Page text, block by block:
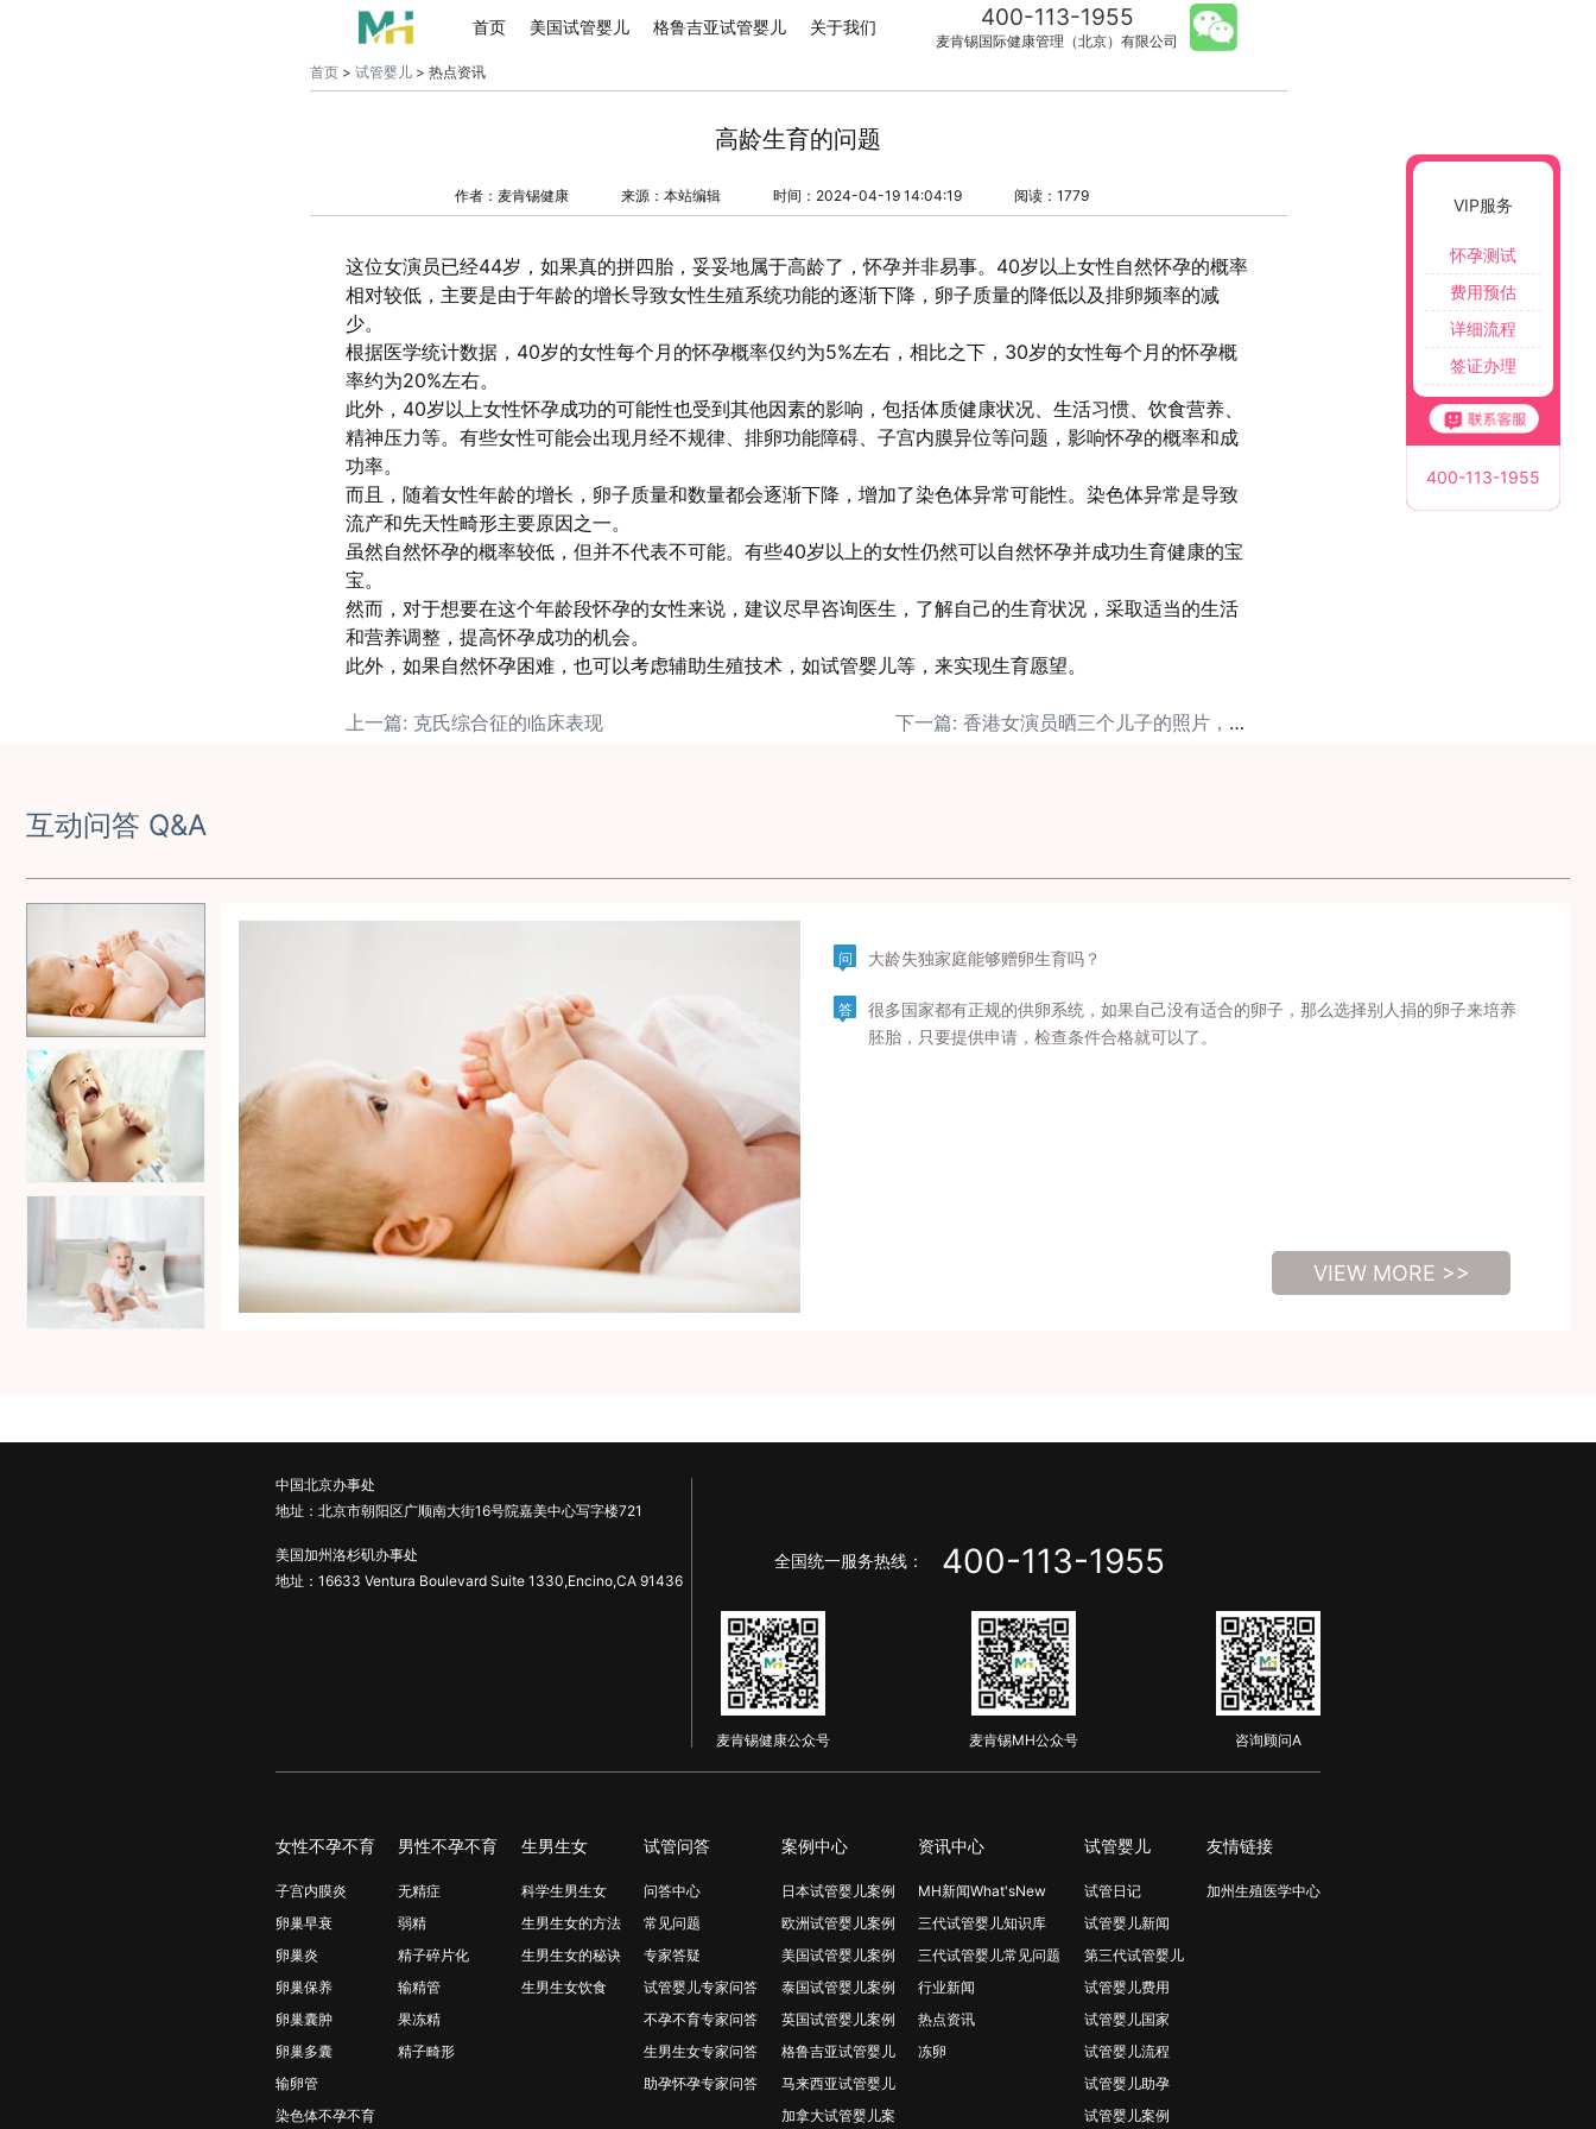
首页 美国试管婴儿 格鲁吉亚试管婴儿 关于我们 400-113-1955
麦肯锡国际健康管理（北京）有限公司
首页> 试管婴儿> 热点资讯
高龄生育的问题
作者：麦肯锡健康 来源：本站编辑 时间：2024-04-19 14:04:19 阅读：1779
这位女演员已经44岁，如果真的拼四胎，妥妥地属于高龄了，怀孕并非易事。40岁以上女性自然怀孕的概率
相对较低，主要是由于年龄的增长导致女性生殖系统功能的逐渐下降，卵子质量的降低以及排卵频率的减
少。
根据医学统计数据，40岁的女性每个月的怀孕概率仅约为5%左右，相比之下，30岁的女性每个月的怀孕概
率约为20%左右。
此外，40岁以上女性怀孕成功的可能性也受到其他因素的影响，包括体质健康状况、生活习惯、饮食营养、
精神压力等。有些女性可能会出现月经不规律、排卵功能障碍、子宫内膜异位等问题，影响怀孕的概率和成
功率。
而且，随着女性年龄的增长，卵子质量和数量都会逐渐下降，增加了染色体异常可能性。染色体异常是导致
流产和先天性畸形主要原因之一。
虽然自然怀孕的概率较低，但并不代表不可能。有些40岁以上的女性仍然可以自然怀孕并成功生育健康的宝
宝。
然而，对于想要在这个年龄段怀孕的女性来说，建议尽早咨询医生，了解自己的生育状况，采取适当的生活
和营养调整，提高怀孕成功的机会。
此外，如果自然怀孕困难，也可以考虑辅助生殖技术，如试管婴儿等，来实现生育愿望。
上一篇: 克氏综合征的临床表现 下一篇: 香港女演员晒三个儿子的照片，被网友催快生个女儿吧
互动问答 Q&A
问 大龄失独家庭能够赠卵生育吗？
答
很多国家都有正规的供卵系统，如果自己没有适合的卵子，那么选择别人捐的卵子来培养
胚胎，只要提供申请，检查条件合格就可以了。
VIEW MORE >>
中国北京办事处
地址：北京市朝阳区广顺南大街16号院嘉美中心写字楼721
美国加州洛杉矶办事处
地址：16633 Ventura Boulevard Suite 1330,Encino,CA 91436
全国统一服务热线： 400-113-1955
麦肯锡健康公众号 麦肯锡MH公众号 咨询顾问A
女性不孕不育
子宫内膜炎
卵巢早衰
卵巢炎
卵巢保养
卵巢囊肿
卵巢多囊
输卵管
染色体不孕不育
男性不孕不育
无精症
弱精
精子碎片化
输精管
果冻精
精子畸形
生男生女
科学生男生女
生男生女的方法
生男生女的秘诀
生男生女饮食
试管问答
问答中心
常见问题
专家答疑
试管婴儿专家问答
不孕不育专家问答
生男生女专家问答
助孕怀孕专家问答
案例中心
日本试管婴儿案例
欧洲试管婴儿案例
美国试管婴儿案例
泰国试管婴儿案例
英国试管婴儿案例
格鲁吉亚试管婴儿
马来西亚试管婴儿
加拿大试管婴儿案
资讯中心
MH新闻What'sNew
三代试管婴儿知识库
三代试管婴儿常见问题
行业新闻
热点资讯
冻卵
试管婴儿
试管日记
试管婴儿新闻
第三代试管婴儿
试管婴儿费用
试管婴儿国家
试管婴儿流程
试管婴儿助孕
试管婴儿案例
友情链接
加州生殖医学中心
VIP服务
怀孕测试
费用预估
详细流程
签证办理
400-113-1955